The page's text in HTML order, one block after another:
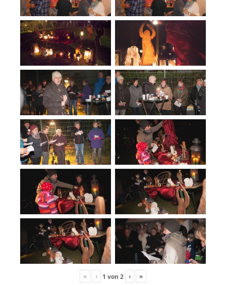
« ‹ 1 von 2 › »